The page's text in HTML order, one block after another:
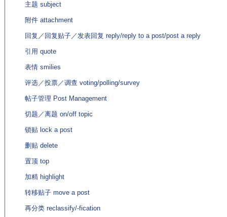
主题 subject
附件 attachment
回复／回复贴子／发表回复 reply/reply to a post/post a reply
引用 quote
表情 smilies
评选／投票／调查 voting/polling/survey
帖子管理 Post Management
切题／离题 on/off topic
锁贴 lock a post
删贴 delete
置顶 top
加精 highlight
转移贴子 move a post
再分类 reclassify/-fication